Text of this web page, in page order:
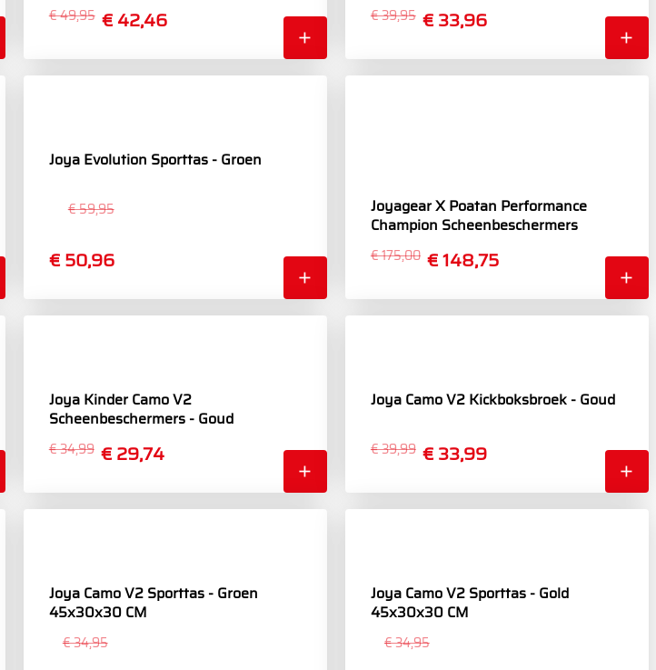
€ 42,46
€ 49,95 € 33,96
€ 39,95
Joya Evolution Sporttas - Groen
€ 59,95
€ 50,96
Joyagear X Poatan Performance
Champion Scheenbeschermers
€ 148,75
€ 175,00
Joya Kinder Camo V2
Scheenbeschermers - Goud
€ 29,74
€ 34,99
Joya Camo V2 Kickboksbroek - Goud
€ 33,99
€ 39,99
Joya Camo V2 Sporttas - Groen
45x30x30 CM
€ 34,95
Joya Camo V2 Sporttas - Gold
45x30x30 CM
€ 34,95